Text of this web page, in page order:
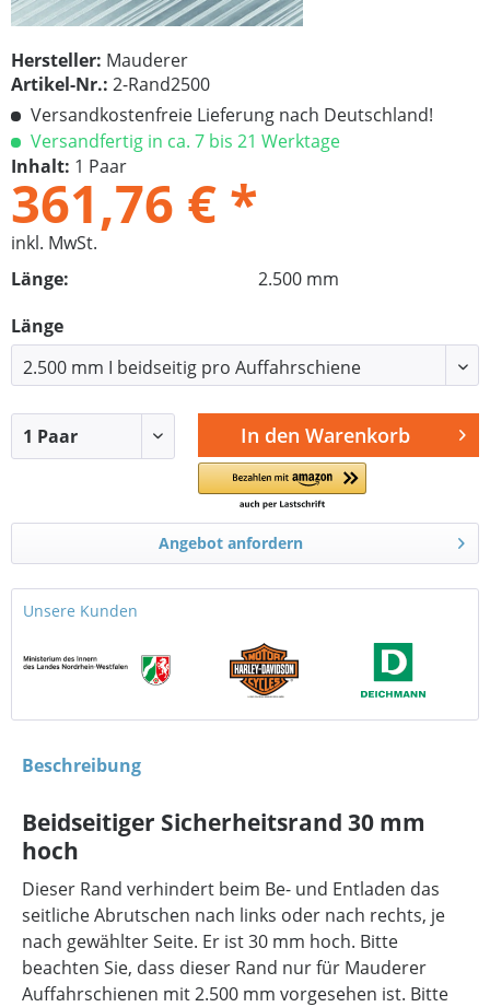
Hersteller: Mauderer
Artikel-Nr.: 2-Rand2500
Versandkostenfreie Lieferung nach Deutschland!
Versandfertig in ca. 7 bis 21 Werktage
Inhalt: 1 Paar
361,76 € *
inkl. MwSt.
Länge:
2.500 mm
Länge
In den Warenkorb
Angebot anfordern
Unsere Kunden
Beschreibung
Beidseitiger Sicherheitsrand 30 mm
hoch
Dieser Rand verhindert beim Be- und Entladen das
seitliche Abrutschen nach links oder nach rechts, je
nach gewählter Seite. Er ist 30 mm hoch. Bitte
beachten Sie, dass dieser Rand nur für Mauderer
Auffahrschienen mit 2.500 mm vorgesehen ist. Bitte